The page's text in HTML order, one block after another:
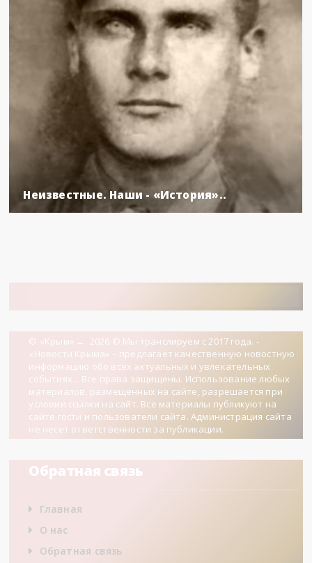
Неизвестные. Наши - «История»..
© «Крым» → 2026 © Мы транслируем с 2017 года. -
«Новости Крыма» – предлагает качественную новостную
информацию обо всех актуальных и увлекательных
событиях... Все права защищены. Использование любых
материалов, размещённых на сайте, разрешается при
условии ссылки на сайт. Все материалы публикуют на
сайте гости и пользователи сайта. Администрация сайта
не несет ответственности за публикации.
Обратная связь
Главная
О нас
Обратная связь